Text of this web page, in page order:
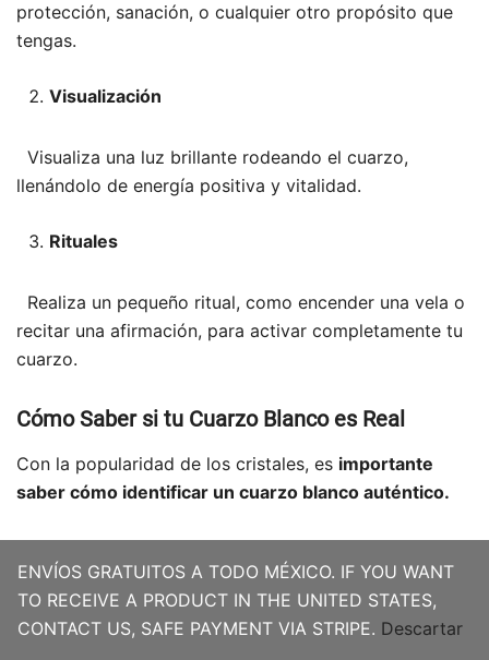
ENVÍOS GRATUITOS A TODO MÉXICO. IF YOU WANT
TO RECEIVE A PRODUCT IN THE UNITED STATES,
CONTACT US, SAFE PAYMENT VIA STRIPE. Descartar
protección, sanación, o cualquier otro propósito que
tengas.
Visualización
Visualiza una luz brillante rodeando el cuarzo,
llenándolo de energía positiva y vitalidad.
Rituales
Realiza un pequeño ritual, como encender una vela o
recitar una afirmación, para activar completamente tu
cuarzo.
Cómo Saber si tu Cuarzo Blanco es Real
Con la popularidad de los cristales, es importante
saber cómo identificar un cuarzo blanco auténtico.
Un cuarzo real tendrá una textura y apariencia
natural, con imperfecciones y variaciones.